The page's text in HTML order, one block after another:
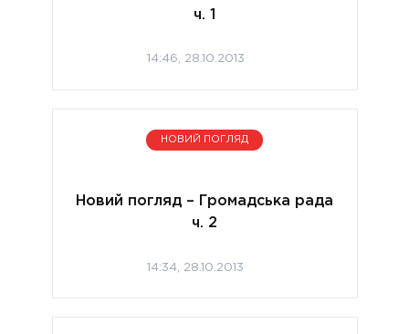
ч. 1
14:46, 28.10.2013
НОВИЙ ПОГЛЯД
Новий погляд – Громадська рада
ч. 2
14:34, 28.10.2013